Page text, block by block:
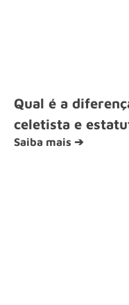
Qual é a
celetista e
Saiba mais ➔